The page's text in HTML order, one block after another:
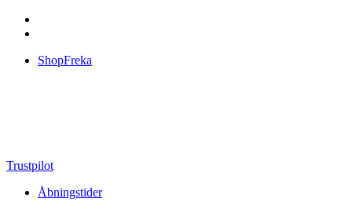
ShopFreka
Trustpilot
Åbningstider